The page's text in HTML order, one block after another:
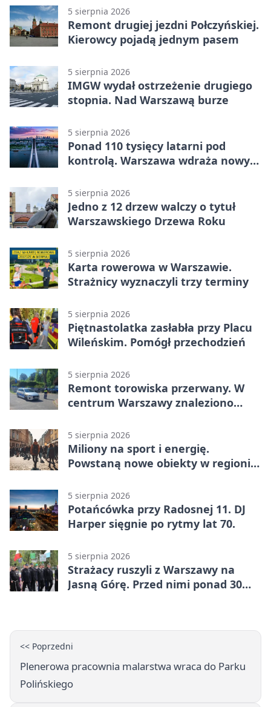
5 sierpnia 2026
Remont drugiej jezdni Połczyńskiej.
Kierowcy pojadą jednym pasem
5 sierpnia 2026
IMGW wydał ostrzeżenie drugiego
stopnia. Nad Warszawą burze
5 sierpnia 2026
Ponad 110 tysięcy latarni pod
kontrolą. Warszawa wdraża nowy
5 sierpnia 2026
Jedno z 12 drzew walczy o tytuł
Warszawskiego Drzewa Roku
5 sierpnia 2026
Karta rowerowa w Warszawie.
Strażnicy wyznaczyli trzy terminy
5 sierpnia 2026
Piętnastolatka zasłabła przy Placu
Wileńskim. Pomógł przechodzień
5 sierpnia 2026
Remont torowiska przerwany. W
centrum Warszawy znaleziono
5 sierpnia 2026
Miliony na sport i energię.
Powstaną nowe obiekty w regionie
5 sierpnia 2026
Potańcówka przy Radosnej 11. DJ
Harper sięgnie po rytmy lat 70.
5 sierpnia 2026
Strażacy ruszyli z Warszawy na
Jasną Górę. Przed nimi ponad 30
<< Poprzedni
Plenerowa pracownia malarstwa wraca do Parku
Polińskiego